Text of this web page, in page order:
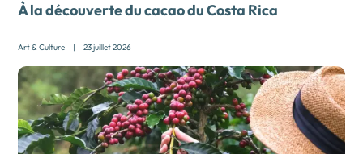
À la découverte du cacao du Costa Rica
Art & Culture | 23 juillet 2026